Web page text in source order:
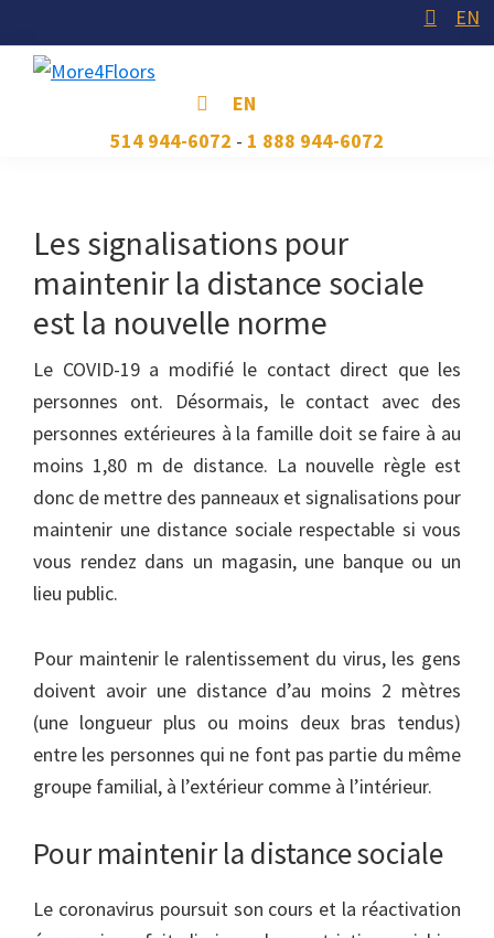
to
primary
to
main
to
footer
EN
EN
514 944-6072 - 1 888 944-6072
Les signalisations pour
maintenir la distance sociale
est la nouvelle norme
Le COVID-19 a modifié le contact direct que les
personnes ont. Désormais, le contact avec des
personnes extérieures à la famille doit se faire à au
moins 1,80 m de distance. La nouvelle règle est
donc de mettre des panneaux et signalisations pour
maintenir une distance sociale respectable si vous
vous rendez dans un magasin, une banque ou un
lieu public.
Pour maintenir le ralentissement du virus, les gens
doivent avoir une distance d’au moins 2 mètres
(une longueur plus ou moins deux bras tendus)
entre les personnes qui ne font pas partie du même
groupe familial, à l’extérieur comme à l’intérieur.
Pour maintenir la distance sociale
Le coronavirus poursuit son cours et la réactivation